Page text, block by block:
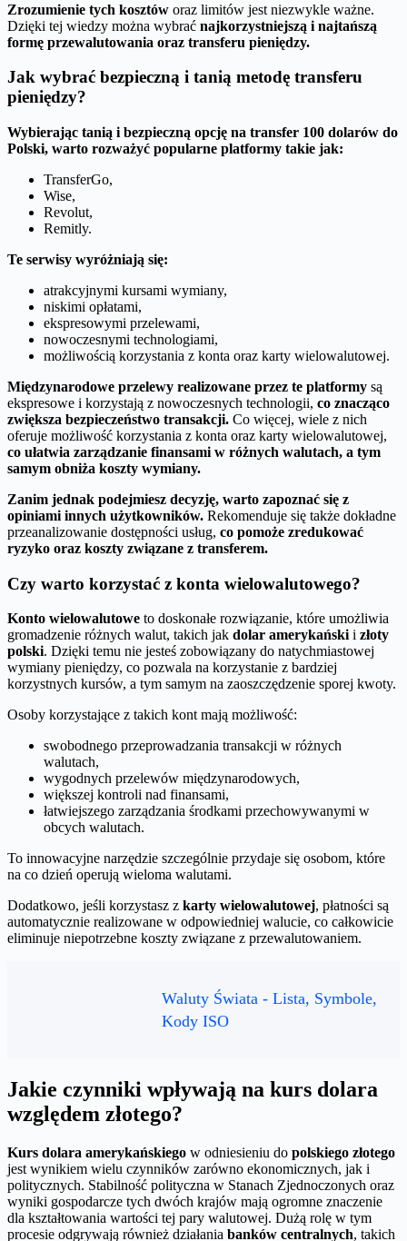
Zrozumienie tych kosztów oraz limitów jest niezwykle ważne.
Dzięki tej wiedzy można wybrać najkorzystniejszą i najtańszą
formę przewalutowania oraz transferu pieniędzy.
Jak wybrać bezpieczną i tanią metodę transferu
pieniędzy?
Wybierając tanią i bezpieczną opcję na transfer 100 dolarów do
Polski, warto rozważyć popularne platformy takie jak:
TransferGo,
Wise,
Revolut,
Remitly.
Te serwisy wyróżniają się:
atrakcyjnymi kursami wymiany,
niskimi opłatami,
ekspresowymi przelewami,
nowoczesnymi technologiami,
możliwością korzystania z konta oraz karty wielowalutowej.
Międzynarodowe przelewy realizowane przez te platformy są
ekspresowe i korzystają z nowoczesnych technologii, co znacząco
zwiększa bezpieczeństwo transakcji. Co więcej, wiele z nich
oferuje możliwość korzystania z konta oraz karty wielowalutowej,
co ułatwia zarządzanie finansami w różnych walutach, a tym
samym obniża koszty wymiany.
Zanim jednak podejmiesz decyzję, warto zapoznać się z
opiniami innych użytkowników. Rekomenduje się także dokładne
przeanalizowanie dostępności usług, co pomoże zredukować
ryzyko oraz koszty związane z transferem.
Czy warto korzystać z konta wielowalutowego?
Konto wielowalutowe to doskonałe rozwiązanie, które umożliwia
gromadzenie różnych walut, takich jak dolar amerykański i złoty
polski. Dzięki temu nie jesteś zobowiązany do natychmiastowej
wymiany pieniędzy, co pozwala na korzystanie z bardziej
korzystnych kursów, a tym samym na zaoszczędzenie sporej kwoty.
Osoby korzystające z takich kont mają możliwość:
swobodnego przeprowadzania transakcji w różnych
walutach,
wygodnych przelewów międzynarodowych,
większej kontroli nad finansami,
łatwiejszego zarządzania środkami przechowywanymi w
obcych walutach.
To innowacyjne narzędzie szczególnie przydaje się osobom, które
na co dzień operują wieloma walutami.
Dodatkowo, jeśli korzystasz z karty wielowalutowej, płatności są
automatycznie realizowane w odpowiedniej walucie, co całkowicie
eliminuje niepotrzebne koszty związane z przewalutowaniem.
Waluty Świata - Lista, Symbole,
Kody ISO
Jakie czynniki wpływają na kurs dolara
względem złotego?
Kurs dolara amerykańskiego w odniesieniu do polskiego złotego
jest wynikiem wielu czynników zarówno ekonomicznych, jak i
politycznych. Stabilność polityczna w Stanach Zjednoczonych oraz
wyniki gospodarcze tych dwóch krajów mają ogromne znaczenie
dla kształtowania wartości tej pary walutowej. Dużą rolę w tym
procesie odgrywają również działania banków centralnych, takich